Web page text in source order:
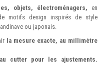
objets, électroménagers, en
motifs design inspirés de style
ou japonais.
la mesure exacte, au millimètre
cutter pour les ajustements.